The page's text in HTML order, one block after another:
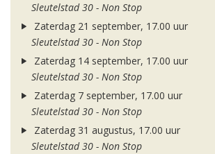
Sleutelstad 30 - Non Stop
Zaterdag 21 september, 17.00 uur
Sleutelstad 30 - Non Stop
Zaterdag 14 september, 17.00 uur
Sleutelstad 30 - Non Stop
Zaterdag 7 september, 17.00 uur
Sleutelstad 30 - Non Stop
Zaterdag 31 augustus, 17.00 uur
Sleutelstad 30 - Non Stop